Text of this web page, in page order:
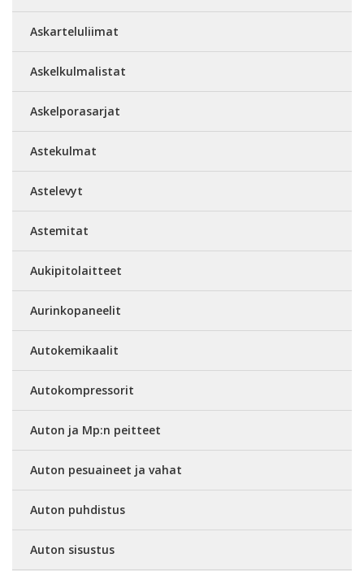
Askarteluliimat
Askelkulmalistat
Askelporasarjat
Astekulmat
Astelevyt
Astemitat
Aukipitolaitteet
Aurinkopaneelit
Autokemikaalit
Autokompressorit
Auton ja Mp:n peitteet
Auton pesuaineet ja vahat
Auton puhdistus
Auton sisustus